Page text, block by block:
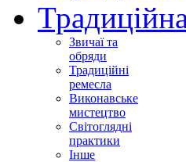
Звичаї та
обряди
Традиційні
ремесла
Виконавське
мистецтво
Світоглядні
практики
Інше